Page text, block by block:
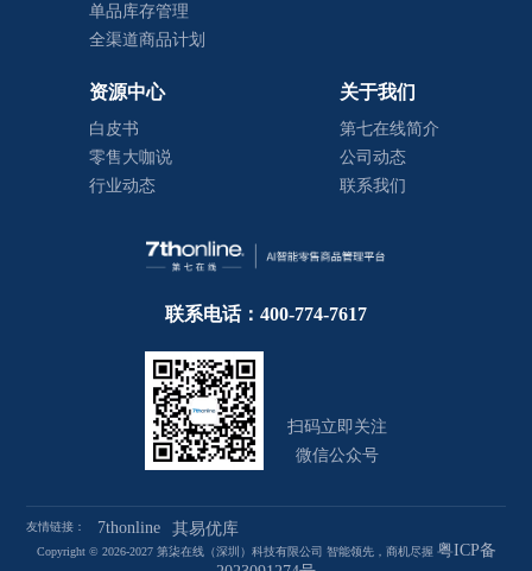
单品库存管理
全渠道商品计划
资源中心
白皮书
零售大咖说
行业动态
关于我们
第七在线简介
公司动态
联系我们
联系电话：400-774-7617
扫码立即关注
微信公众号
友情链接： 7thonline 其易优库
Copyright © 2026-2027 第柒在线（深圳）科技有限公司 智能领先，商机尽握 粤ICP备